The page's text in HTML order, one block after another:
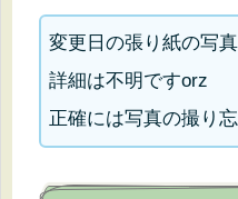
変更日の張り紙の写
詳細は不明ですorz
正確には写真の撮り